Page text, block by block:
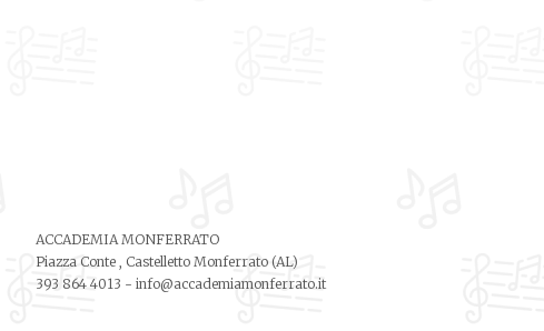
ACCADEMIA MONFERRATO
Piazza Conte , Castelletto Monferrato (AL)
393 864 4013 - info@accademiamonferrato.it